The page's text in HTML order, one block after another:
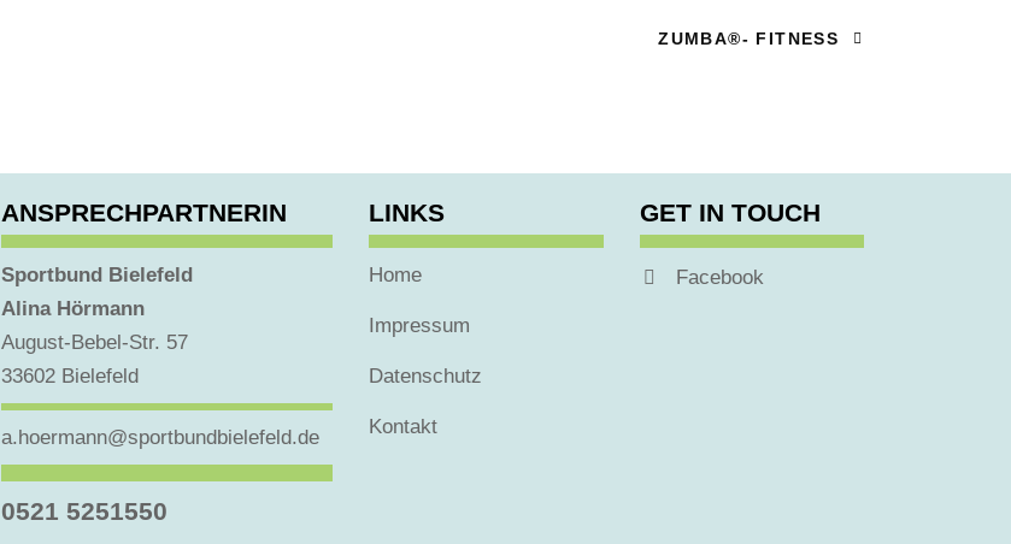
ZUMBA®- FITNESS
ANSPRECHPARTNERIN
Sportbund Bielefeld
Alina Hörmann
August-Bebel-Str. 57
33602 Bielefeld
a.hoermann@sportbundbielefeld.de
0521 5251550
LINKS
Home
Impressum
Datenschutz
Kontakt
GET IN TOUCH
Facebook